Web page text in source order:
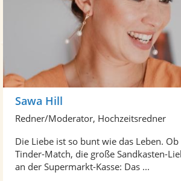
Sawa Hill
Redner/Moderator, Hochzeitsredner
Die Liebe ist so bunt wie das Leben.
Tinder-Match, die große Sandkasten-
an der Supermarkt-Kasse: Das ...